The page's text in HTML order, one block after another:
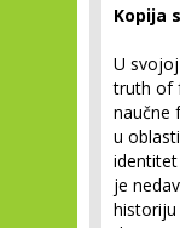
Kopija
U
truth of
naučne
u
je
historiju